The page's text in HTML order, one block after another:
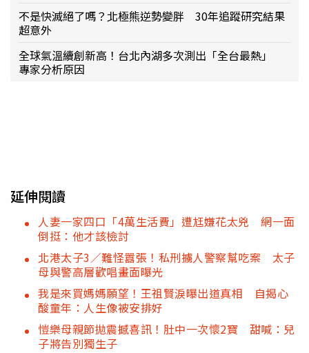
不是快滅絕了嗎？北極熊逆勢變胖 30年追蹤研究結果
超意外
全球氣溫續創新高！台北內湖多次測出「全台最熱」
專家分析原因
延伸閱讀
人妻一家四口「4萬生活費」遭尪嫌花太兇 網一面
倒挺：他才該檢討
北港太子3／難怪囂張！私刑擄人警察幫吃案 太子
母與警高層歡唱畫面曝光
我是來買媽媽願望！王祖賢淚曝出道真相 自揭心
酸童年：人生像被安排好
愷樂母親節拋震撼喜訊！肚中一次懷2寶 甜喊：兒
子將告別獨生子